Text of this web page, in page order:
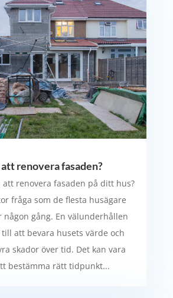
renovera fasaden?
att renovera fasaden på ditt hus?
fråga som de flesta husägare
gång. En välunderhållen
att bevara husets värde och
skador över tid. Det kan vara
bestämma rätt tidpunkt...